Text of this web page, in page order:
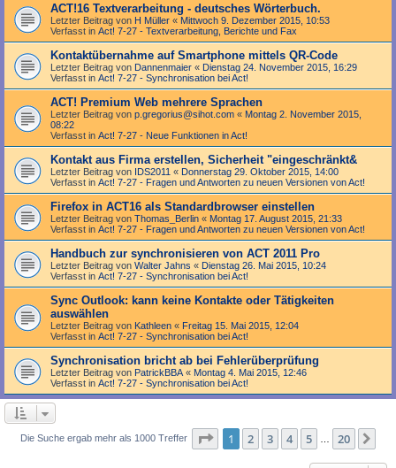
ACT!16 Textverarbeitung - deutsches Wörterbuch.
Letzter Beitrag von H Müller « Mittwoch 9. Dezember 2015, 10:53
Verfasst in Act! 7-27 - Text­­ver­arbei­tung, Berichte und Fax
Kontaktübernahme auf Smartphone mittels QR-Code
Letzter Beitrag von Dannenmaier « Dienstag 24. November 2015, 16:29
Verfasst in Act! 7-27 - Synchronisation bei Act!
ACT! Premium Web mehrere Sprachen
Letzter Beitrag von p.gregorius@sihot.com « Montag 2. November 2015,
08:22
Verfasst in Act! 7-27 - Neue Funktionen in Act!
Kontakt aus Firma erstellen, Sicherheit "eingeschränkt&
Letzter Beitrag von IDS2011 « Donnerstag 29. Oktober 2015, 14:00
Verfasst in Act! 7-27 - Fragen und Antworten zu neuen Versionen von Act!
Firefox in ACT16 als Standardbrowser einstellen
Letzter Beitrag von Thomas_Berlin « Montag 17. August 2015, 21:33
Verfasst in Act! 7-27 - Fragen und Antworten zu neuen Versionen von Act!
Handbuch zur synchronisieren von ACT 2011 Pro
Letzter Beitrag von Walter Jahns « Dienstag 26. Mai 2015, 10:24
Verfasst in Act! 7-27 - Synchronisation bei Act!
Sync Outlook: kann keine Kontakte oder Tätigkeiten
auswählen
Letzter Beitrag von Kathleen « Freitag 15. Mai 2015, 12:04
Verfasst in Act! 7-27 - Synchronisation bei Act!
Synchronisation bricht ab bei Fehlerüberprüfung
Letzter Beitrag von PatrickBBA « Montag 4. Mai 2015, 12:46
Verfasst in Act! 7-27 - Synchronisation bei Act!
Die Suche ergab mehr als 1000 Treffer Seite 1von 20
1 2 3 4 5 20